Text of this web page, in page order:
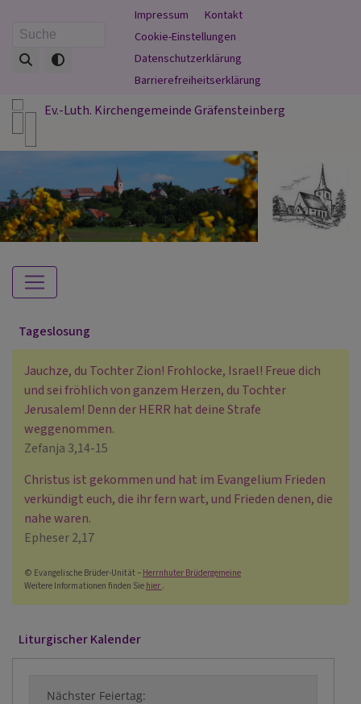
zum
Suche
Fußbereichsmenü
Impressum
Kontakt
Cookie-Einstellungen
Datenschutzerklärung
Barrierefreiheitserklärung
Ev.-Luth. Kirchengemeinde Gräfensteinberg
Hauptnavigation
Tageslosung
Jauchze, du Tochter Zion! Frohlocke, Israel! Freue dich
und sei fröhlich von ganzem Herzen, du Tochter
Jerusalem! Denn der HERR hat deine Strafe
weggenommen.
Zefanja 3,14-15
Christus ist gekommen und hat im Evangelium Frieden
verkündigt euch, die ihr fern wart, und Frieden denen, die
nahe waren.
Epheser 2,17
© Evangelische Brüder-Unität – Herrnhuter Brüdergemeine
Weitere Informationen finden Sie hier .
Liturgischer Kalender
Nächster Feiertag: